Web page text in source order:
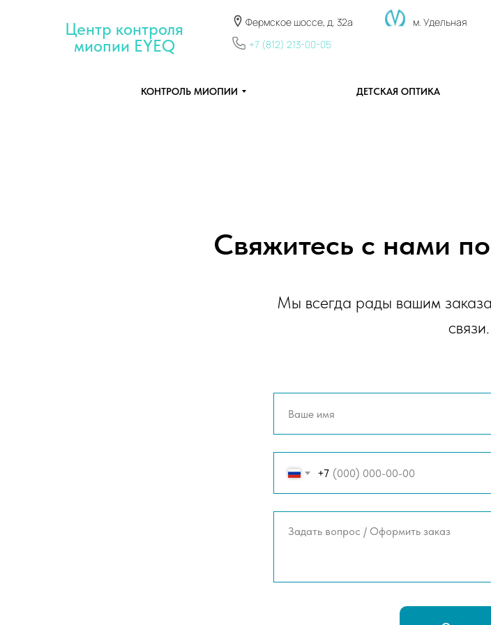
Фермское шоссе, д. 32а
Центр контроля
миопии EYEQ
+7 (812) 213-00-05
м. Удельная
КОНТРОЛЬ МИОПИИ ДЕТСКАЯ ОПТИКА
Свяжитесь с нами
Мы всегда рады вашим
связи.
+7